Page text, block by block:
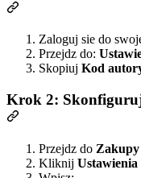
Zaloguj sie do
Przejdz do:
Skopiuj Kod
Krok 2:
Przejdz do Zakupy
Kliknij Ustawienia